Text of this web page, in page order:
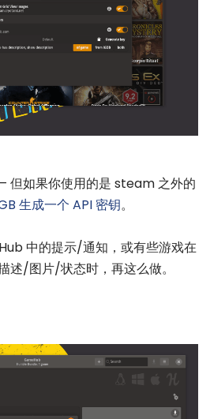
但如果你使用的是 steam 之外的
生成一个 API 密钥。
中的提示/通知，或有些游戏在
/图片/状态时，再这么做。